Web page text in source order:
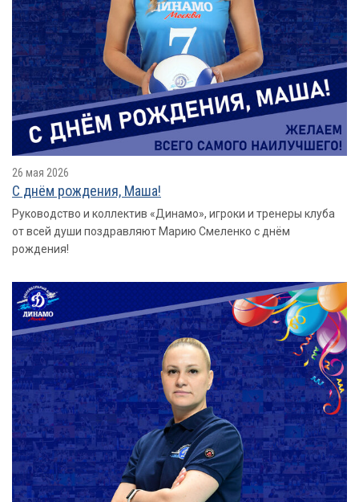
26 мая 2026
С днём рождения, Маша!
Руководство и коллектив «Динамо», игроки и тренеры клуба
от всей души поздравляют Марию Смеленко с днём
рождения!